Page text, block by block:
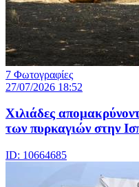
7 Φωτογραφίες
27/07/2026 18:52
Χιλιάδες
των πυρκαγιών στην
ID: 10664685